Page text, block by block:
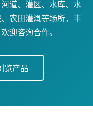
道、灌区、水库、水
农田灌溉等场所，丰
迎咨询合作。
览产品